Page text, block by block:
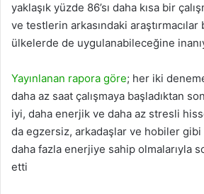
yaklaşık yüzde 86’sı daha kısa bir
ve testlerin arkasındaki
ülkelerde de uygulanabileceğine
Yayınlanan rapora göre; her iki
daha az saat çalışmaya başladıktan
iyi, daha enerjik ve daha az stresli
da egzersiz, arkadaşlar ve hobiler
daha fazla enerjiye sahip olmalarıyla
etti